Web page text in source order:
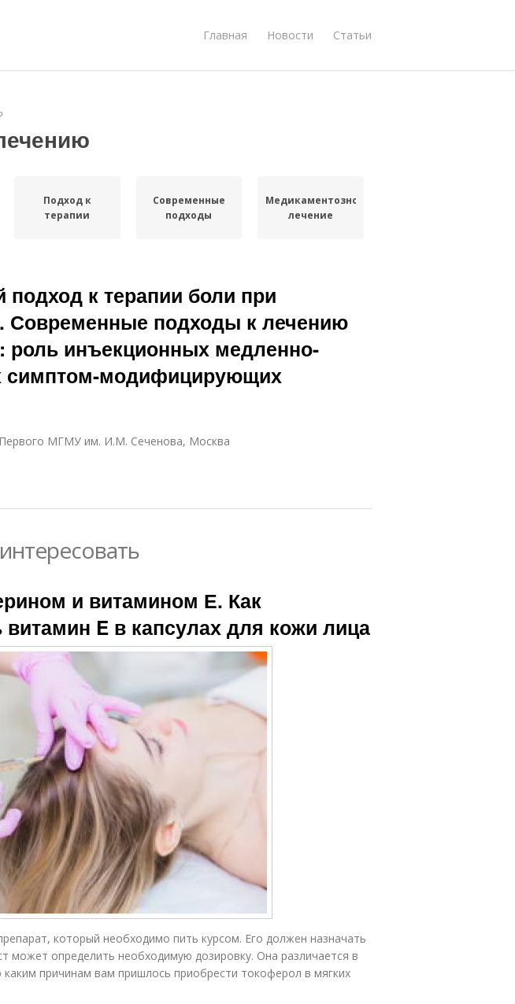
Главная Новости Статьи
Подход к
терапии
Современные
подходы
Медикаментозное
лечение
к терапии боли при
Современные подходы к лечению
роль инъекционных медленно-
симптом-модифицирующих
МГМУ им. И.М. Сеченова, Москва
и витамином Е. Как
витамин E в капсулах для кожи лица
который необходимо пить курсом. Его должен назначать
может определить необходимую дозировку. Она различается в
каким причинам вам пришлось приобрести токоферол в мягких